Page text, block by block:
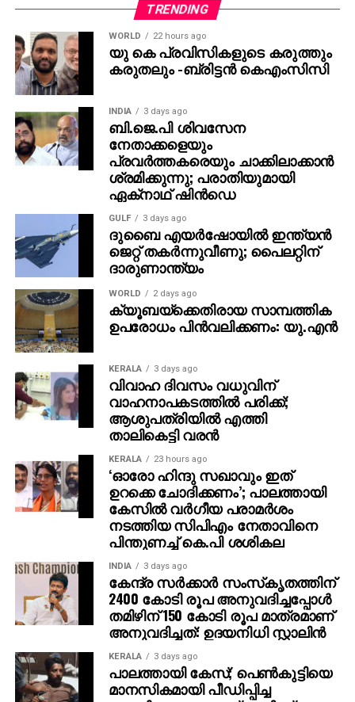
തങ്ങള്‍ക്ക് മനസ്സിലുണ്ടായിരുന്നതുപോലെ തന്നെയാണ്
പൃഥ്വിരാജും ആ വേഷം മമ്മൂക്ക ചെയ്യണം എന്ന്
നിര്‍ദേശിച്ചതെന്നും അദ്ദേഹം വെളിപ്പെടുത്തി. ജിതിന്‍
കെ. ജോസ് പറഞ്ഞു പോലെ, വിനായകന്‍ അവതരിപ്പിച്ച
വേഷം തന്നെയാണ് ആദ്യം പൃഥ്വിരാജിന്
പരിഗണിച്ചത്. മമ്മൂട്ടി കമ്പനി നിര്‍മിച്ച ‘കളങ്കാവല്‍’
നവംബര്‍ 27ന് തീയേറ്ററുകളില്‍ റിലീസ് ചെയ്യും.
TRENDING
WORLD 22 hours ago
യു കെ പ്രവിസികളുടെ കരുത്തും
കരുതലും -ബ്രിട്ടൻ കെഎംസിസി
INDIA 3 days ago
ബി.ജെ.പി ശിവസേന
നേതാക്കളെയും
പ്രവര്‍ത്തകരെയും ചാക്കിലാക്കാന്‍
ശ്രമിക്കുന്നു; പരാതിയുമായി
ഏക്‌നാഥ് ഷിന്‍ഡെ
GULF 3 days ago
ദുബൈ എയര്‍ഷോയില്‍ ഇന്ത്യന്‍
ജെറ്റ് തകര്‍ന്നുവീണു; പൈലറ്റിന്
ദാരുണാന്ത്യം
WORLD 2 days ago
ക്യൂബയ്ക്കെതിരായ സാമ്പത്തിക
ഉപരോധം പിന്‍വലിക്കണം: യു.എന്‍
KERALA 3 days ago
വിവാഹ ദിവസം വധുവിന്
വാഹനാപകടത്തില്‍ പരിക്ക്;
ആശുപത്രിയില്‍ എത്തി
താലികെട്ടി വരന്‍
KERALA 23 hours ago
‘ഓരോ ഹിന്ദു സഖാവും ഇത്
ഉറക്കെ ചോദിക്കണം’; പാലത്തായി
കേസിൽ വർഗീയ പരാമർശം
നടത്തിയ സിപിഎം നേതാവിനെ
പിന്തുണച്ച് കെ.പി ശശികല
INDIA 3 days ago
കേന്ദ്ര സര്‍ക്കാര്‍ സംസ്‌കൃതത്തിന്
2400 കോടി രൂപ അനുവദിച്ചപ്പോള്‍
തമിഴിന് 150 കോടി രൂപ മാത്രമാണ്
അനുവദിച്ചത്: ഉദയനിധി സ്റ്റാലിന്‍
KERALA 3 days ago
പാലത്തായി കേസ്; പെൺകുട്ടിയെ
മാനസികമായി പീഡിപ്പിച്ച